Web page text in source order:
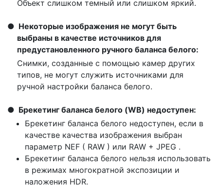
Объект слишком темный или слишком яркий.
Некоторые изображения не могут быть
выбраны в качестве источников для
предустановленного ручного баланса белого:
Снимки, созданные с помощью камер других
типов, не могут служить источниками для
ручной настройки баланса белого.
Брекетинг баланса белого (WB) недоступен:
Брекетинг баланса белого недоступен, если в
качестве качества изображения выбран
параметр NEF ( RAW ) или RAW + JPEG .
Брекетинг баланса белого нельзя использовать
в режимах многократной экспозиции и
наложения HDR.